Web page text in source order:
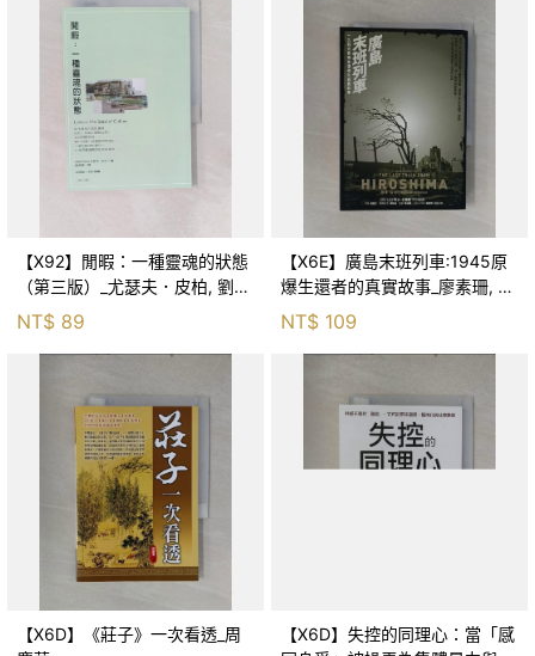
【X92】閒暇：一種靈魂的狀態
（第三版）_尤瑟夫．皮柏, 劉森
堯
NT$ 89
【X6E】廣島末班列車:1945原
爆生還者的真實故事_廖素珊, 查
理‧裴列格里諾
NT$ 109
【X6D】《莊子》一次看透_周
【X6D】失控的同理心：當「感